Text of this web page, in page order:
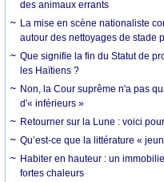
des animaux errants
La mise en scène nationaliste
autour des nettoyages de stade
Que signifie la fin du Statut de
les Haïtiens ?
Non, la Cour suprême n'a pas
d'« inférieurs »
Retourner sur la Lune : voici
Qu’est-ce que la littérature «
Habiter en hauteur : un
fortes chaleurs